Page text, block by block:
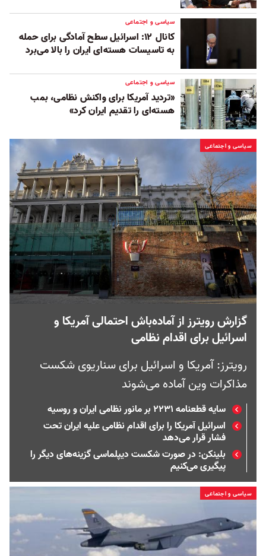
سیاسی و اجتماعی
کانال ۱۲: اسرائیل سطح آمادگی برای حمله
به تاسیسات هسته‌ای ایران را بالا می‌برد
سیاسی و اجتماعی
«تردید آمریکا برای واکنش نظامی، بمب
هسته‌ای را تقدیم ایران کرد»
سیاسی و اجتماعی
گزارش رویترز از آماده‌باش احتمالی آمریکا و
اسرائیل برای اقدام نظامی
رویترز: آمریکا و اسرائیل برای سناریوی شکست
مذاکرات وین آماده می‌شوند
سایه قطعنامه ۲۲۳۱ بر مانور نظامی ایران و روسیه
اسرائیل آمریکا را برای اقدام نظامی علیه ایران تحت
فشار قرار می‌دهد
بلینکن: در صورت شکست دیپلماسی گزینه‌های دیگر را
پیگیری می‌کنیم
سیاسی و اجتماعی